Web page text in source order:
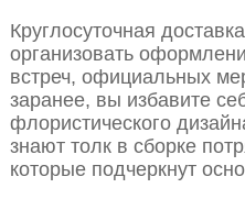
Круглосуточная
организовать
встреч, официальных
заранее, вы избавите
флористического
знают толк в сборке
которые подчеркнут